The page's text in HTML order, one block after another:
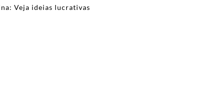
Veja ideias lucrativas